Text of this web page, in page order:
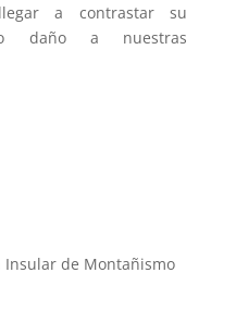
a contrastar su
daño a nuestras
Insular de Montañismo